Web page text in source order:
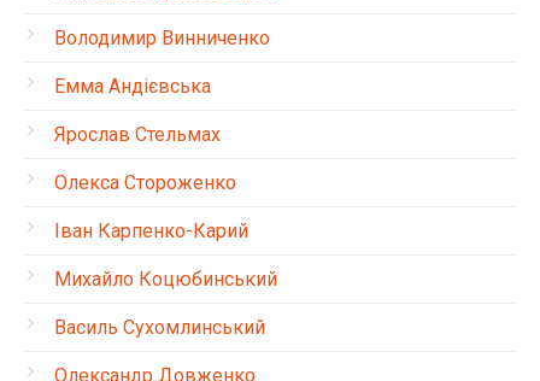
Володимир Винниченко
Емма Андієвська
Ярослав Стельмах
Олекса Стороженко
Іван Карпенко-Карий
Михайло Коцюбинський
Василь Сухомлинський
Олександр Довженко